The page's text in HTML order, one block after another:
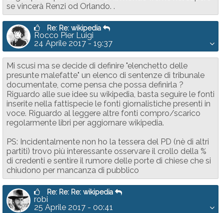
se vincerà Renzi od Orlando. .
Re: Re: wikipedia
Rocco Pier Luigi
24 Aprile 2017 - 19:37
Mi scusi ma se decide di definire "elenchetto delle
presunte malefatte" un elenco di sentenze di tribunale
documentate, come pensa che possa definirla ?
Riguardo alle sue idee su wikipedia, basta seguire le fonti
inserite nella fattispecie le fonti giornalistiche presenti in
voce. Riguardo al leggere altre fonti compro/scarico
regolarmente libri per aggiornare wikipedia.
PS: Incidentalmente non ho la tessera del PD (nè di altri
partiti) trovo più interessante osservare il crollo della %
di credenti e sentire il rumore delle porte di chiese che si
chiudono per mancanza di pubblico
Re: Re: Re: wikipedia
robi
25 Aprile 2017 - 00:41